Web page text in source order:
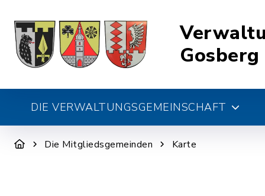
Gosberg
DIE VERWALTUNGSGEMEINSCHAFT
Die Mitgliedsgemeinden Karte